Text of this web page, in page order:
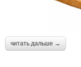
читать дальше →